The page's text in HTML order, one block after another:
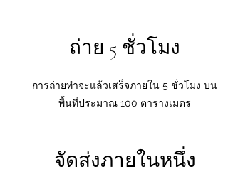
ถ่าย 5 ชั่วโมง
การถ่ายทำจะแล้วเสร็จภายใน 5 ชั่วโมง บน
พื้นที่ประมาณ 100 ตารางเมตร
จัดส่งภายในหนึ่ง